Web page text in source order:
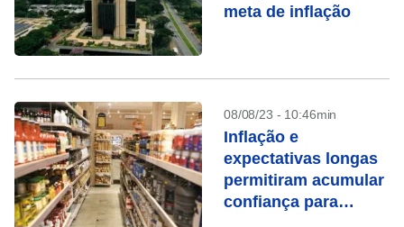
meta de inflação
08/08/23 - 10:46min
Inflação e
expectativas longas
permitiram acumular
confiança para